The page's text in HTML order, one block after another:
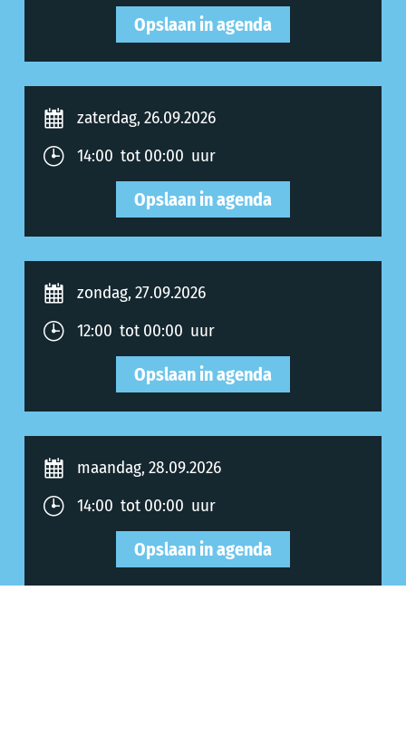
Opslaan in agenda
zaterdag, 26.09.2026
14:00 tot 00:00 uur
Opslaan in agenda
zondag, 27.09.2026
12:00 tot 00:00 uur
Opslaan in agenda
maandag, 28.09.2026
14:00 tot 00:00 uur
Opslaan in agenda